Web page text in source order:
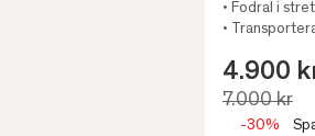
• Fodral i
•
4.900
7.000 kr
-30%